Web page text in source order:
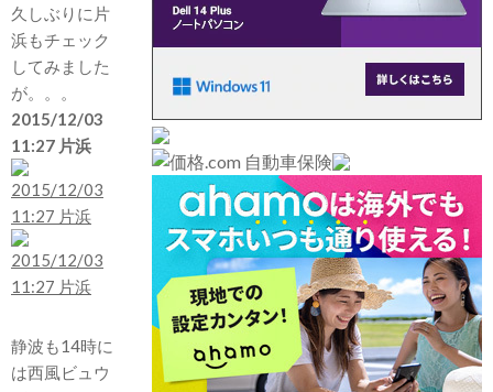
久しぶりに片
浜もチェック
してみました
が。。。
2015/12/03
11:27 片浜
静波も14時に
は西風ビュウ